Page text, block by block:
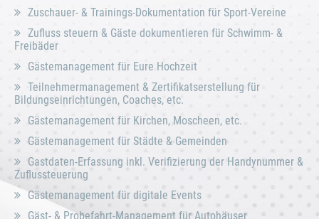
Zuschauer- & Trainings-Dokumentation für Sport-Vereine
Zufluss steuern & Gäste dokumentieren für Schwimm- &
Freibäder
Gästemanagement für Eure Hochzeit
Teilnehmermanagement & Zertifikatserstellung für
Bildungseinrichtungen, Coaches, etc.
Gästemanagement für Kirchen, Moscheen, etc.
Gästemanagement für Städte & Gemeinden
Gastdaten-Erfassung inkl. Verifizierung der Handynummer &
Zuflussteuerung
Gästemanagement für digitale Events
Gäst- & Probefahrt-Management für Autohäuser